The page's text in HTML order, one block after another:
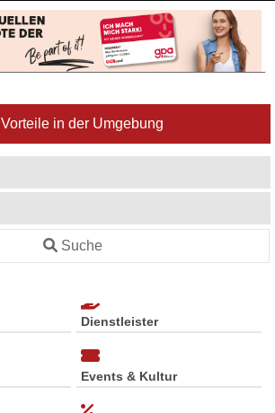
Vorteile in der Umgebung
Suche
Dienstleister
Events & Kultur